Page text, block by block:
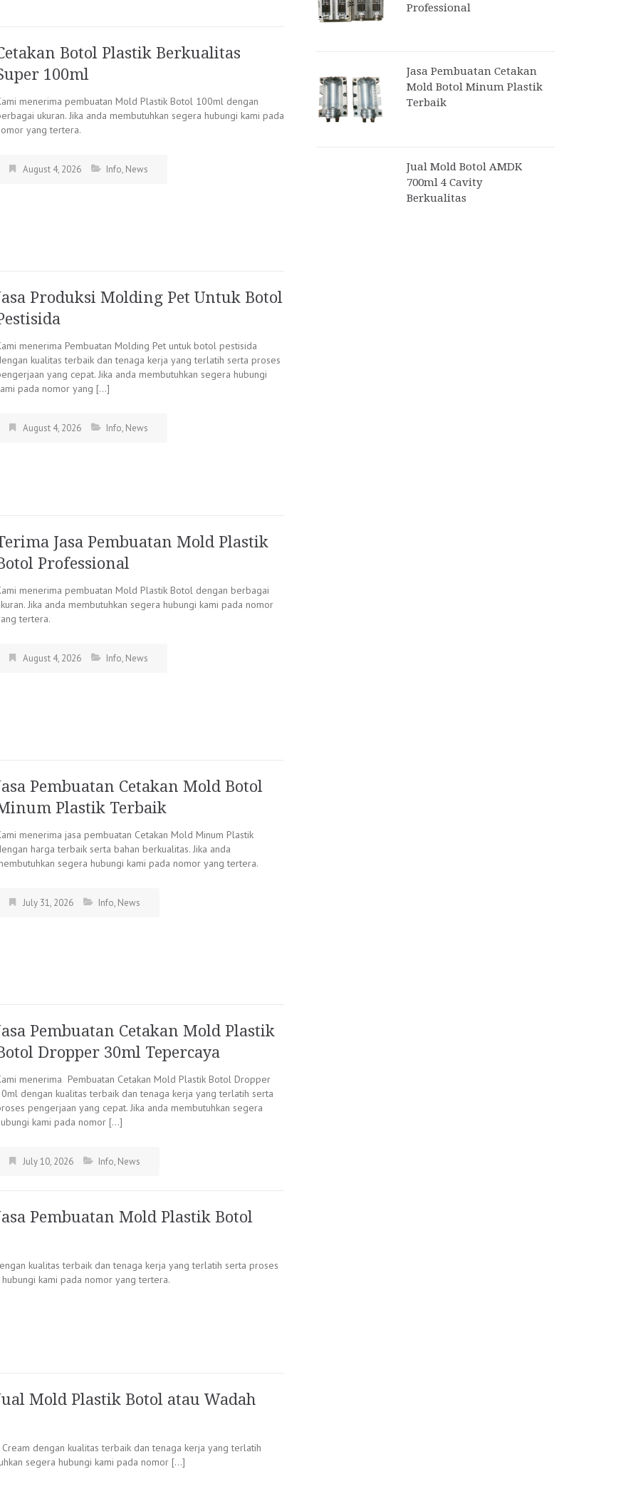
Botol Plastik Berkualitas
100ml
menerima pembuatan Mold Plastik Botol 100ml dengan
ukuran. Jika anda membutuhkan segera hubungi kami pada
yang tertera.
August 4, 2026 Info, News
Produksi Molding Pet Untuk Botol
menerima Pembuatan Molding Pet untuk botol pestisida
kualitas terbaik dan tenaga kerja yang terlatih serta proses
yang cepat. Jika anda membutuhkan segera hubungi
pada nomor yang […]
August 4, 2026 Info, News
Jasa Pembuatan Mold Plastik
Professional
menerima pembuatan Mold Plastik Botol dengan berbagai
Jika anda membutuhkan segera hubungi kami pada nomor
tertera.
August 4, 2026 Info, News
Pembuatan Cetakan Mold Botol
Plastik Terbaik
menerima jasa pembuatan Cetakan Mold Minum Plastik
harga terbaik serta bahan berkualitas. Jika anda
segera hubungi kami pada nomor yang tertera.
July 31, 2026 Info, News
Pembuatan Cetakan Mold Plastik
Dropper 30ml Tepercaya
menerima Pembuatan Cetakan Mold Plastik Botol Dropper
dengan kualitas terbaik dan tenaga kerja yang terlatih serta
pengerjaan yang cepat. Jika anda membutuhkan segera
kami pada nomor […]
July 10, 2026 Info, News
Pembuatan Mold Plastik Botol
kualitas terbaik dan tenaga kerja yang terlatih serta proses
kami pada nomor yang tertera.
Mold Plastik Botol atau Wadah
dengan kualitas terbaik dan tenaga kerja yang terlatih
segera hubungi kami pada nomor […]
Professional
Jasa Pembuatan Cetakan
Mold Botol Minum Plastik
Terbaik
Jual Mold Botol AMDK
700ml 4 Cavity
Berkualitas